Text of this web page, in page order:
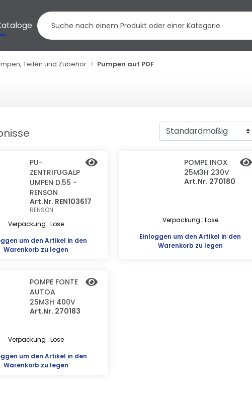
Teilen und Zubehör Pumpen auf PDF
PU-
ZENTRIFUGALP
UMPEN D.55 -
RENSON
Art.Nr. REN103617
RENSON
Verpackung : Lose
um den Artikel in den
Warenkorb zu legen
POMPE INOX
25M3H 230V
Art.Nr. 270180
Verpackung : Lose
Einloggen um den Artikel in den
Warenkorb zu legen
POMPE FONTE
AUTOA
25M3H 400V
Art.Nr. 270183
Verpackung : Lose
um den Artikel in den
Warenkorb zu legen